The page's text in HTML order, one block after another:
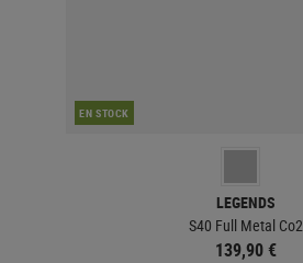
EN STOCK
LEGENDS
S40 Full Metal Co2
139,90 €